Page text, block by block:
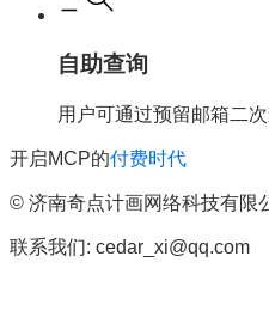
自助查询
用户可通过预留邮箱二
开启MCP的付费时代
© 济南奇点计画网络科技有限
联系我们: cedar_xi@qq.com